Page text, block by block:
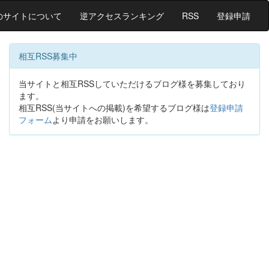
サイトについて 逆アクセスランキング RSS 登録申請
相互RSS募集中
当サイトと相互RSSしていただけるブログ様を募集しており
ます。
相互RSS(当サイトへの掲載)を希望するブログ様は登録申請
フォームより申請をお願いします。